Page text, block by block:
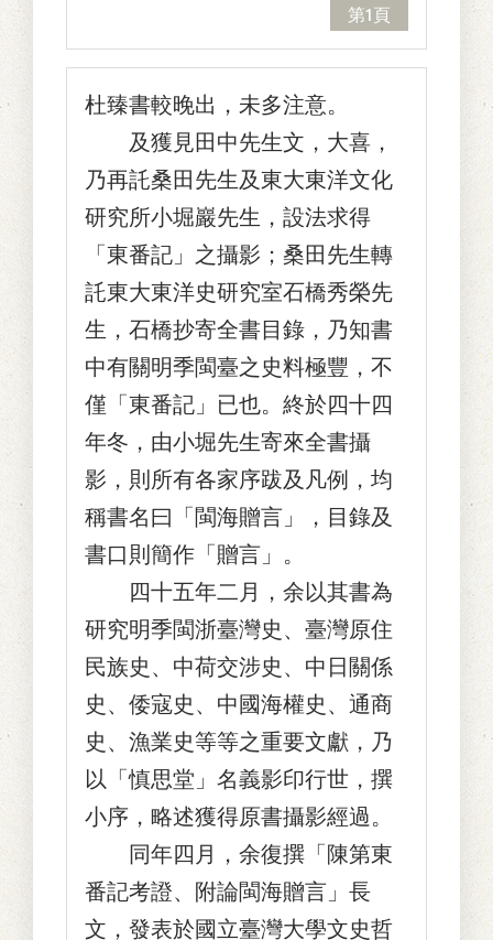
第1頁
杜臻書較晚出，未多注意。
及獲見田中先生文，大喜，
乃再託桑田先生及東大東洋文化
研究所小堀巖先生，設法求得
「東番記」之攝影；桑田先生轉
託東大東洋史研究室石橋秀榮先
生，石橋抄寄全書目錄，乃知書
中有關明季閩臺之史料極豐，不
僅「東番記」已也。終於四十四
年冬，由小堀先生寄來全書攝
影，則所有各家序跋及凡例，均
稱書名曰「閩海贈言」，目錄及
書口則簡作「贈言」。
四十五年二月，余以其書為
研究明季閩浙臺灣史、臺灣原住
民族史、中荷交涉史、中日關係
史、倭寇史、中國海權史、通商
史、漁業史等等之重要文獻，乃
以「慎思堂」名義影印行世，撰
小序，略述獲得原書攝影經過。
同年四月，余復撰「陳第東
番記考證、附論閩海贈言」長
文，發表於國立臺灣大學文史哲